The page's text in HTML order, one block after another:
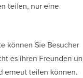
teilen, nur eine
können Sie Besucher
es ihren Freunden
erneut teilen können.